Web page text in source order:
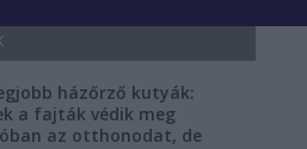
házőrző kutyák:
a fajták védik meg
az otthonodat, de